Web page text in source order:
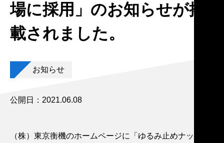
場に採用」のお知らせが掲
載されました。
お知らせ
公開日：2021.06.08
（株）東京衡機のホームページに「ゆるみ止めナット・